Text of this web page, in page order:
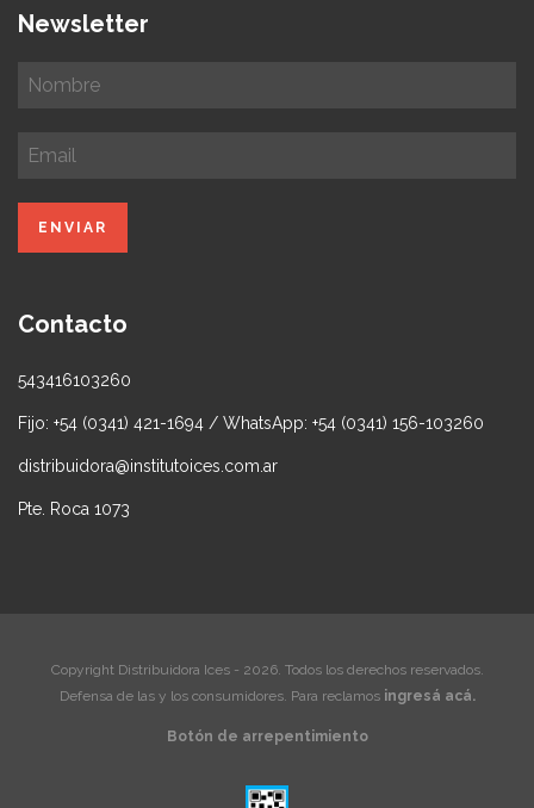
Newsletter
Contacto
543416103260
Fijo: +54 (0341) 421-1694 / WhatsApp: +54 (0341) 156-103260
distribuidora@institutoices.com.ar
Pte. Roca 1073
Copyright Distribuidora Ices - 2026. Todos los derechos reservados.
Defensa de las y los consumidores. Para reclamos ingresá acá.
Botón de arrepentimiento